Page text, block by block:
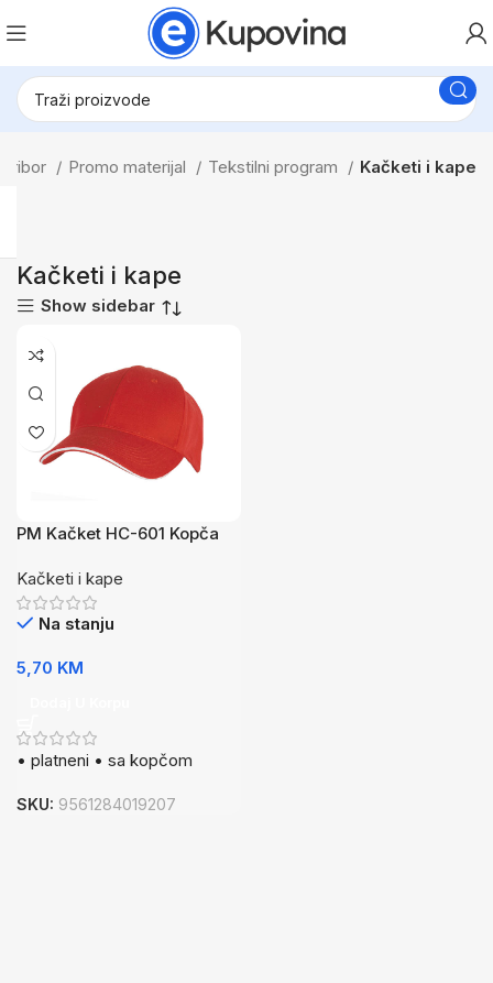
Promo materijal Tekstilni program Kačketi i kape
Kačketi i kape
Show sidebar
PM Kačket HC-601 Kopča
Kačketi i kape
Na stanju
5,70 KM
• platneni • sa kopčom
SKU: 9561284019207